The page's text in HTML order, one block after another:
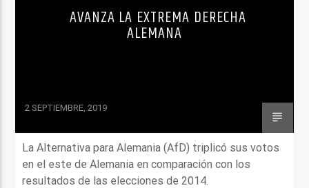
AVANZA LA EXTREMA DERECHA
ALEMANA
2 SEPTIEMBRE, 2019
La Alternativa para Alemania (AfD) triplicó sus votos
en el este de Alemania en comparación con los
resultados de las elecciones de 2014.